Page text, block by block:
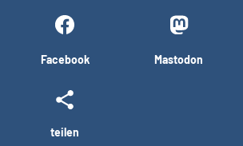
Facebook Mastodon
teilen